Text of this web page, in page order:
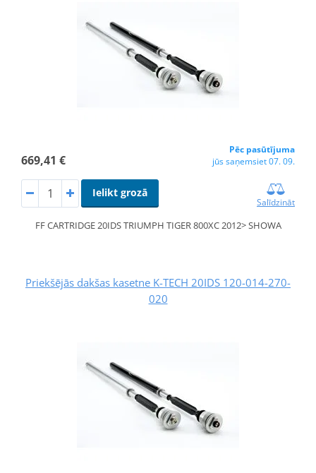
669,41 €
Pēc pasūtījuma
jūs saņemsiet 07. 09.
Ielikt grozā
Salīdzināt
FF CARTRIDGE 20IDS TRIUMPH TIGER 800XC 2012> SHOWA
Priekšējās dakšas kasetne K-TECH 20IDS 120-014-270-
020